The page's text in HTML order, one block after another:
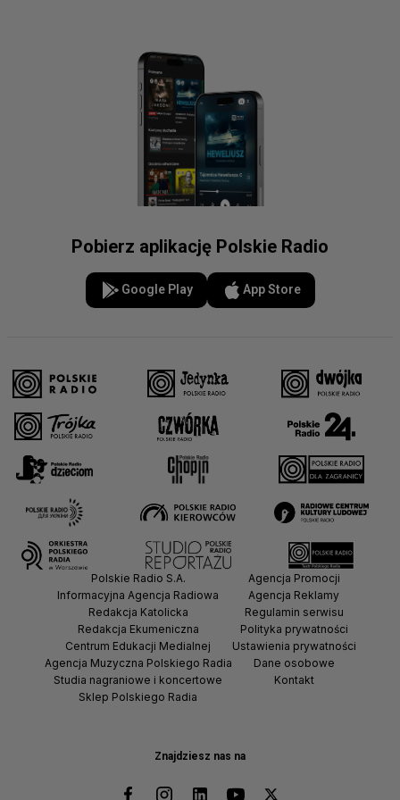
Pobierz aplikację Polskie Radio
Google Play App Store
Znajdziesz nas na
Polskie Radio S.A.
Informacyjna Agencja Radiowa
Redakcja Katolicka
Redakcja Ekumeniczna
Centrum Edukacji Medialnej
Agencja Muzyczna Polskiego Radia
Studia nagraniowe i koncertowe
Sklep Polskiego Radia
Agencja Promocji
Agencja Reklamy
Regulamin serwisu
Polityka prywatności
Ustawienia prywatności
Dane osobowe
Kontakt